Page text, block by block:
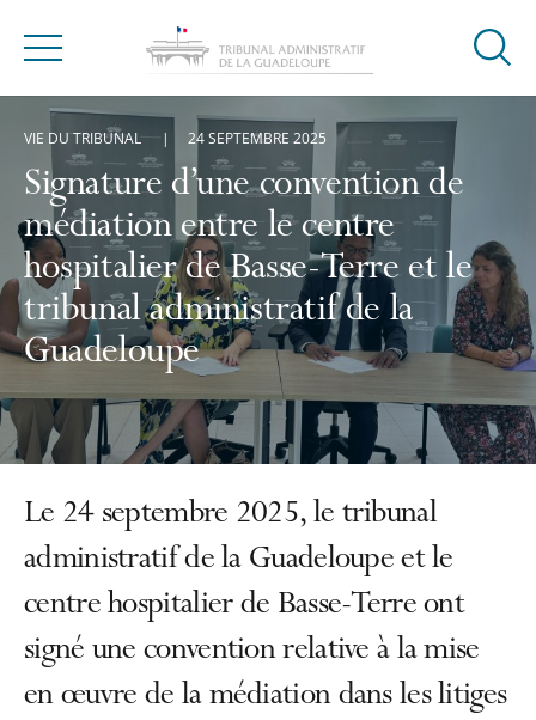
Menu
Ouvrir
Signature d’une convention de
médiation entre le centre
hospitalier de Basse-Terre et le
tribunal administratif de la
Guadeloupe
VIE DU TRIBUNAL 24 SEPTEMBRE 2025
Le 24 septembre 2025, le tribunal
administratif de la Guadeloupe et le
centre hospitalier de Basse-Terre ont
signé une convention relative à la mise
en œuvre de la médiation dans les litiges